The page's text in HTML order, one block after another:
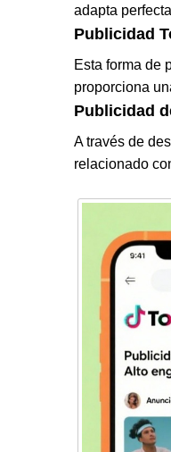
adapta
Publicidad
Esta forma de
proporciona
Publicidad
A través de
relacionado